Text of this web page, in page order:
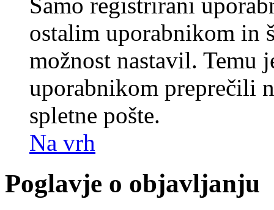
ostalim uporabnikom in
možnost nastavil. Temu
uporabnikom preprečili
spletne pošte.
Na vrh
Poglavje o objavljanju